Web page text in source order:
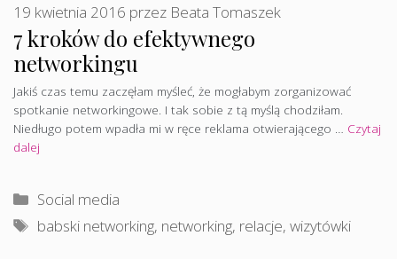
7 kroków do efektywnego
networkingu
19 kwietnia 2016 przez Beata Tomaszek
Jakiś czas temu zaczęłam myśleć, że mogłabym zorganizować
spotkanie networkingowe. I tak sobie z tą myślą chodziłam.
Niedługo potem wpadła mi w ręce reklama otwierającego … Czytaj
dalej
Kategorie
Social media
Tagi
babski networking, networking, relacje,wizytówki